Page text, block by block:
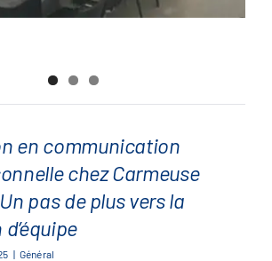
chez Carmeuse
Un pas de plus vers la
cohésion d’équipe
en communication
chez Carmeuse
pas de plus vers la
| Général